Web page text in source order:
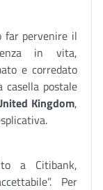
far pervenire il
in vita,
e corredato
casella postale
Kingdom,
a Citibank,
Per